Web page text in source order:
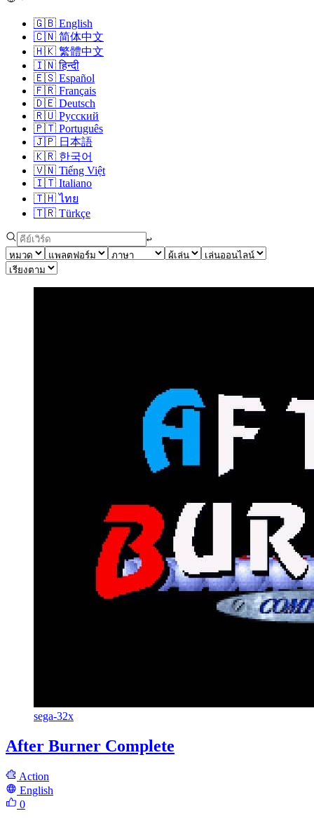
🇬🇧 English
🇨🇳 简体中文
🇭🇰 繁體中文
🇮🇳 हिन्दी
🇪🇸 Español
🇫🇷 Français
🇩🇪 Deutsch
🇷🇺 Русский
🇵🇹 Português
🇯🇵 日本語
🇰🇷 한국어
🇻🇳 Tiếng Việt
🇮🇹 Italiano
🇹🇭 ไทย
🇹🇷 Türkçe
↩︎
sega-32x
After Burner Complete
Action
English
0